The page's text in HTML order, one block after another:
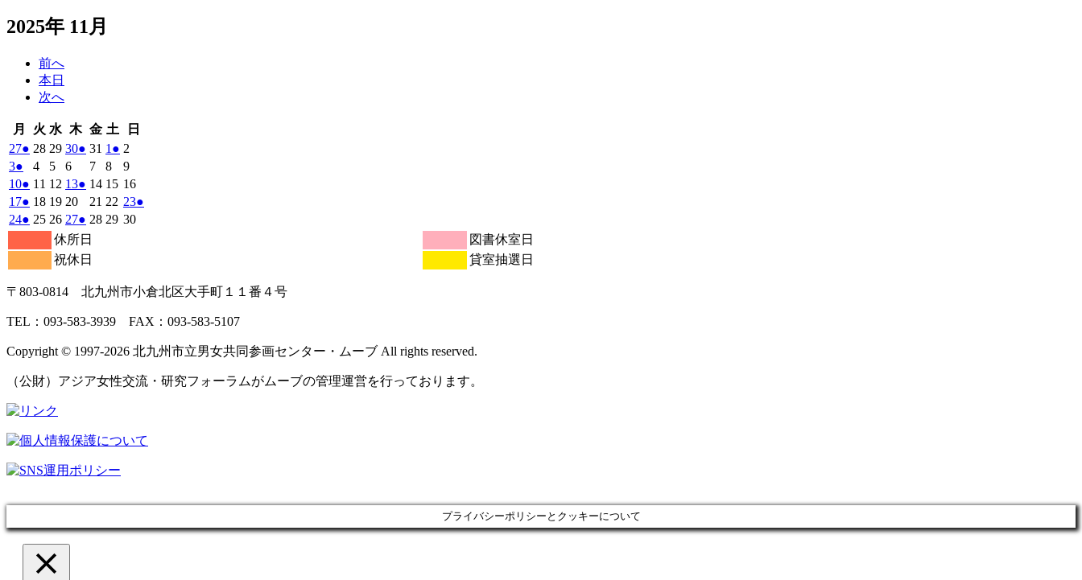
2025年 11月
前へ
本日
次へ
月
月
曜
日
火 火
曜
日
水 水
曜
日
木木
曜
日
金金
曜
日
土 土
曜
日
日
272025
年
10
月
27
日
● (1
件
の
イ
ベ
ン
ト)
282025
年
10
月
28
日
292025
年
10
月
29
日
302025
10
月
30
日
● (1
件
の
イ
ベ
ン
ト)
31 2025
年
10
月
31
日
1 2025
年
11
月
1
日
● (1
件
の
イ
ベ
2
年
11
月
2
日
32025
年
11
月
3
●
件
の
イ
ベ
ン
42025
年
11
月
4
52025
年
11
月
5
日
62025
年
11
月
6
日
72025
年
11
月
7
82025
年
11
月
8
92025
年
11
月
9
102025
年
11
月
● (1
件
の
イ
ベ
11 2025
年
11
月
11
日
12 2025
年
11
月
12
日
132025
年
11
月
13
日
● (1
件
の
イ
ベ
ン
ト)
142025
年
11
152025
年
11
162025
年
11
172025
年
11
月
● (1
件
の
イ
ベ
ト)
182025
年
11
月
18
192025
年
11
月
19
202025
年
11
月
20
21 2025
年
22 2025
年
232025
年
●
ン
ト)
242025
年
11
日
● (1
件
の
イ
ベ
ト)
252025
年
11
月
日
262025
年
11
月
日
272025
年
11
月
日
● (1
件
の
イ
ベ
ン
ト)
282025
日
292025
日
302025
日
休所日
図書休室日
祝休日
貸室抽選日
〒803‐0814 北九州市小倉北区大手町１１番４号
TEL：093‐583‐3939 FAX：093‐583‐5107
Copyright © 1997‐2026 北九州市立男女共同参画センター・ムーブ All rights reserved.
（公財）アジア女性交流・研究フォーラムがムーブの管理運営を行っております。
プライバシーポリシーとクッキーについて